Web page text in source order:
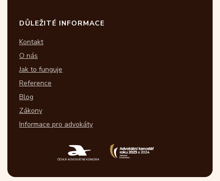
DŮLEŽITÉ INFORMACE
Kontakt
O nás
Jak to funguje
Reference
Blog
Zákony
Informace pro advokáty